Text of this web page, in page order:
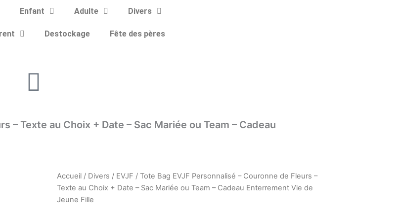
Enfant Adulte Divers
Destockage Fête des pères
– Texte au Choix + Date – Sac Mariée ou Team – Cadeau
Accueil / Divers / EVJF / Tote Bag EVJF Personnalisé – Couronne de Fleurs –
Texte au Choix + Date – Sac Mariée ou Team – Cadeau Enterrement Vie de
Jeune Fille